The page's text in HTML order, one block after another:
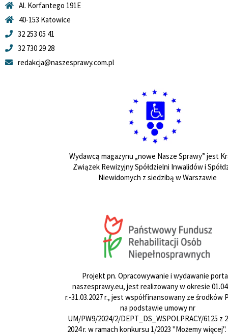
Al. Korfantego 191E
40-153 Katowice
32 253 05 41
32 730 29 28
redakcja@naszesprawy.com.pl
Wydawcą magazynu „nowe Nasze Sprawy” jest
Związek Rewizyjny Spółdzielni Inwalidów i
Niewidomych z siedzibą w Warszawie
Projekt pn. Opracowywanie i wydawanie
naszesprawy.eu, jest realizowany w okresie
r.-31.03.2027 r., jest współfinansowany ze środków
na podstawie umowy nr
UM/PW9/2024/2/DEPT_DS_WSPOLPRACY/6125 z
2024 r. w ramach konkursu 1/2023 "Możemy więcej".